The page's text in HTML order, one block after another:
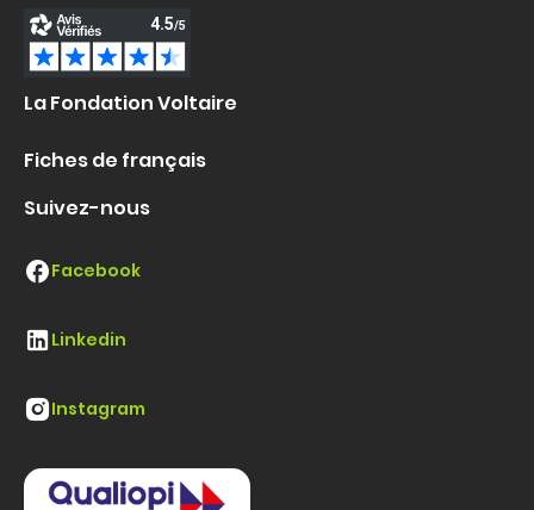
La Fondation Voltaire
Fiches de français
Suivez-nous
Facebook
Linkedin
Instagram